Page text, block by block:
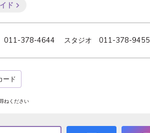
ド
011-378-4644 スタジオ 011-378-9455
ード
ねください